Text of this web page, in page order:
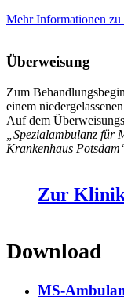
Mehr Informationen
Überweisung
Zum
einem
Auf dem
„Spezialambulanz für
Krankenhaus
Zur
Download
MS-